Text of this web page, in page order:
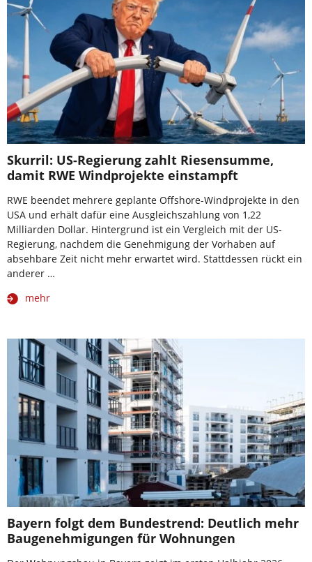
Skurril: US-Regierung zahlt Riesensumme,
damit RWE Windprojekte einstampft
RWE beendet mehrere geplante Offshore-Windprojekte in den
USA und erhält dafür eine Ausgleichszahlung von 1,22
Milliarden Dollar. Hintergrund ist ein Vergleich mit der US-
Regierung, nachdem die Genehmigung der Vorhaben auf
absehbare Zeit nicht mehr erwartet wird. Stattdessen rückt ein
anderer …
mehr
Bayern folgt dem Bundestrend: Deutlich mehr
Baugenehmigungen für Wohnungen